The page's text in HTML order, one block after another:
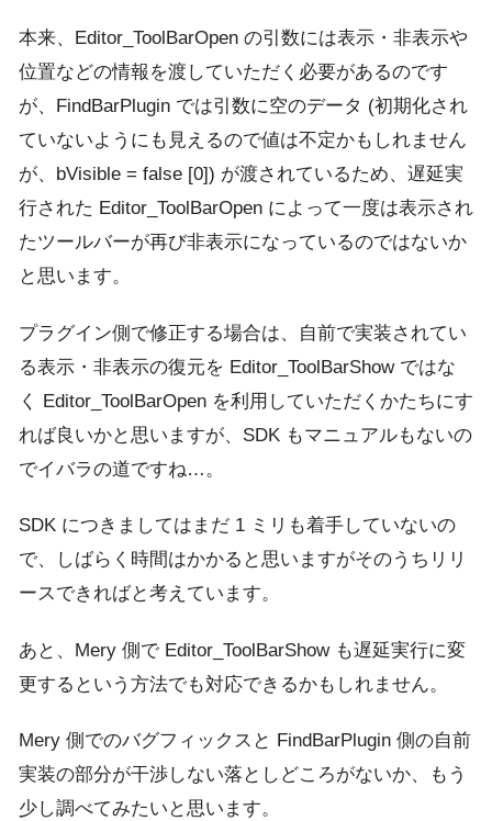
本来、Editor_ToolBarOpen の引数には表示・非表示や
位置などの情報を渡していただく必要があるのです
が、FindBarPlugin では引数に空のデータ (初期化され
ていないようにも見えるので値は不定かもしれません
が、bVisible = false [0]) が渡されているため、遅延実
行された Editor_ToolBarOpen によって一度は表示され
たツールバーが再び非表示になっているのではないか
と思います。
プラグイン側で修正する場合は、自前で実装されてい
る表示・非表示の復元を Editor_ToolBarShow ではな
く Editor_ToolBarOpen を利用していただくかたちにす
れば良いかと思いますが、SDK もマニュアルもないの
でイバラの道ですね…。
SDK につきましてはまだ 1 ミリも着手していないの
で、しばらく時間はかかると思いますがそのうちリリ
ースできればと考えています。
あと、Mery 側で Editor_ToolBarShow も遅延実行に変
更するという方法でも対応できるかもしれません。
Mery 側でのバグフィックスと FindBarPlugin 側の自前
実装の部分が干渉しない落としどころがないか、もう
少し調べてみたいと思います。